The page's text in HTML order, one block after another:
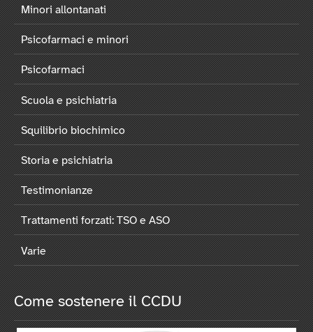
Minori allontanati
Psicofarmaci e minori
Psicofarmaci
Scuola e psichiatria
Squilibrio biochimico
Storia e psichiatria
Testimonianze
Trattamenti forzati: TSO e ASO
Varie
Come sostenere il CCDU